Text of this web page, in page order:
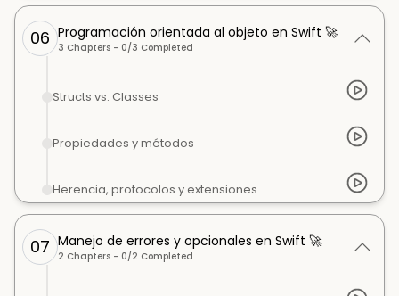
06 Programación orientada al objeto en Swift 🚀
3 Chapters - 0/3 Completed
Structs vs. Classes
Propiedades y métodos
Herencia, protocolos y extensiones
07 Manejo de errores y opcionales en Swift 🚀
2 Chapters - 0/2 Completed